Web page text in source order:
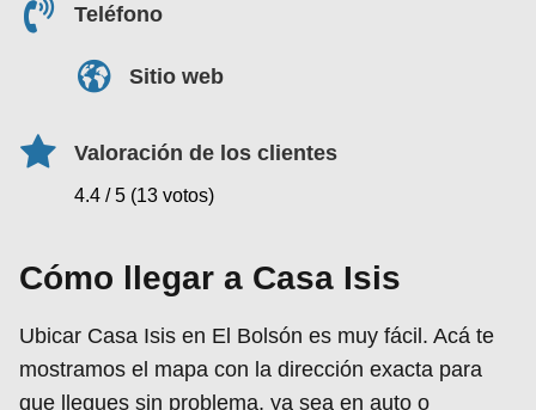
Teléfono
Sitio web
Valoración de los clientes
4.4 / 5 (13 votos)
Cómo llegar a Casa Isis
Ubicar Casa Isis en El Bolsón es muy fácil. Acá te
mostramos el mapa con la dirección exacta para
que llegues sin problema, ya sea en auto o